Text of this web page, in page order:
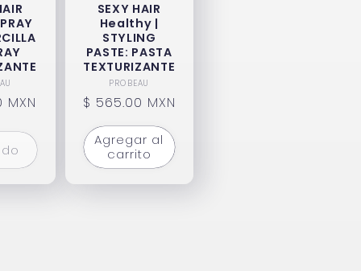
SEXY HAIR
Healthy |
STYLING
PASTE: PASTA
TEXTURIZANTE
Proveedor:
PROBEAU
Precio
habitual
$ 565.00 MXN
Agregar al
carrito